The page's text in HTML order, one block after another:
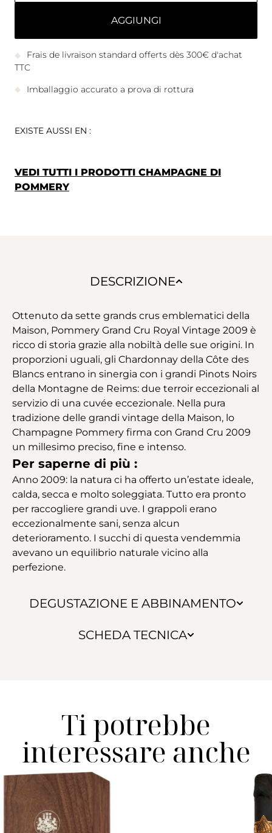
AGGIUNGI
Frais de livraison standard offerts dès 300€ d'achat
TTC
Imballaggio accurato a prova di rottura
EXISTE AUSSI EN :
VEDI TUTTI I PRODOTTI CHAMPAGNE DI
POMMERY
DESCRIZIONE
DEGUSTAZIONE E ABBINAMENTO
SCHEDA TECNICA
Ottenuto da sette grands crus emblematici della
Maison, Pommery Grand Cru Royal Vintage 2009 è
ricco di storia grazie alla nobiltà delle sue origini. In
proporzioni uguali, gli Chardonnay della Côte des
Blancs entrano in sinergia con i grandi Pinots Noirs
della Montagne de Reims: due terroir eccezionali al
servizio di una cuvée eccezionale. Nella pura
tradizione delle grandi vintage della Maison, lo
Champagne Pommery firma con Grand Cru 2009
un millesimo preciso, fine e intenso.
Per saperne di più :
Anno 2009: la natura ci ha offerto un’estate ideale,
calda, secca e molto soleggiata. Tutto era pronto
per raccogliere grandi uve. I grappoli erano
eccezionalmente sani, senza alcun
deterioramento. I succhi di questa vendemmia
avevano un equilibrio naturale vicino alla
perfezione.
Ti potrebbe
interessare anche